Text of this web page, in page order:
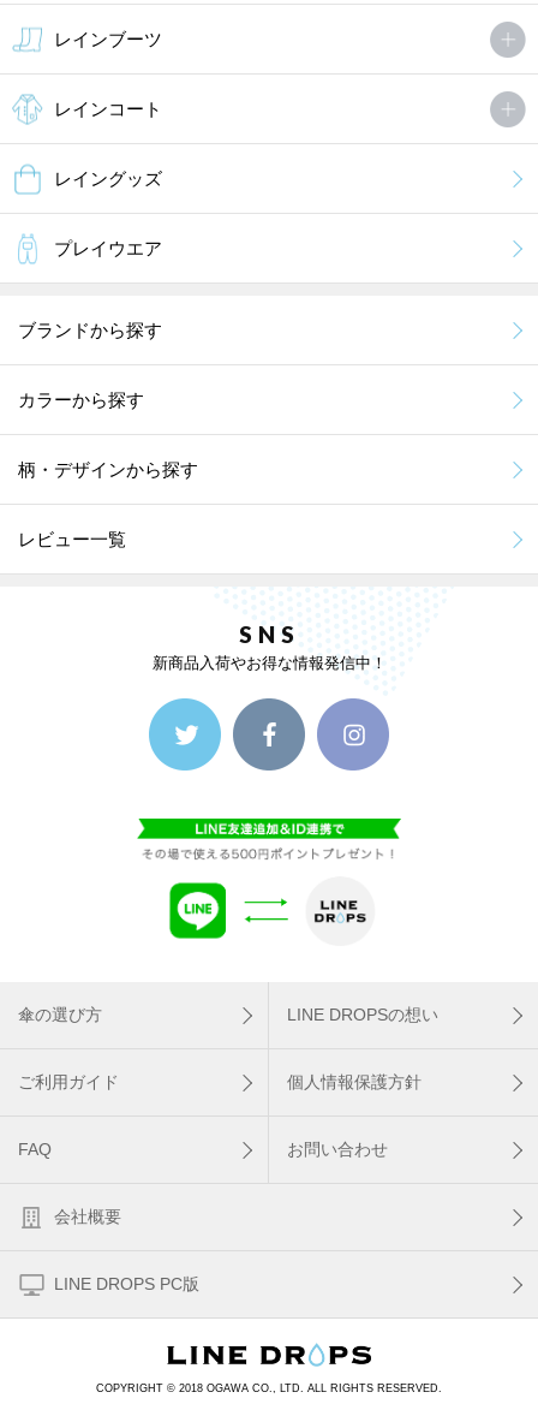
レインブーツ
レインコート
レイングッズ
プレイウエア
ブランドから探す
カラーから探す
柄・デザインから探す
レビュー一覧
SNS
新商品入荷やお得な情報発信中！
傘の選び方 LINE DROPSの想い
ご利用ガイド 個人情報保護方針
FAQ お問い合わせ
会社概要
LINE DROPS PC版
COPYRIGHT © 2018 OGAWA CO., LTD. ALL RIGHTS RESERVED.